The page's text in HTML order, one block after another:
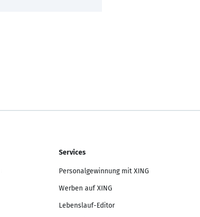
Services
Personalgewinnung mit XING
Werben auf XING
Lebenslauf-Editor